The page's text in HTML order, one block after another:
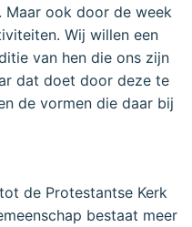
Maar ook door de week
Wij willen een
van hen die ons zijn
dat doet door deze te
de vormen die daar bij
de Protestantse Kerk
bestaat meer